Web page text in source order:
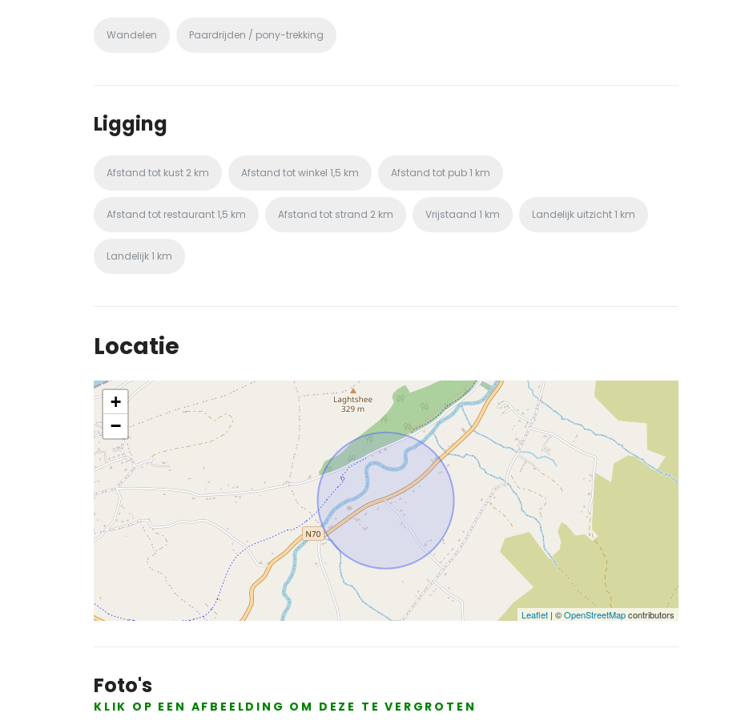
Wandelen Paardrijden / pony-trekking
Ligging
Afstand tot kust 2 km Afstand tot winkel 1,5 km Afstand tot pub1 km
Afstand tot restaurant1,5 km Afstand tot strand 2 km Vrijstaand 1 km Landelijk uitzicht1 km
Landelijk1 km
Locatie
+
−
Leaflet | ©OpenStreetMapcontributors
Foto's
KLIK OP EEN AFBEELDING OM DEZE TE VERGROTEN